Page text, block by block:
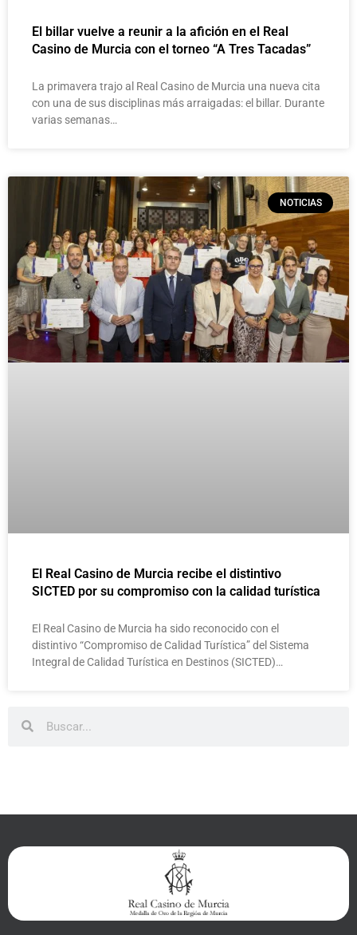
El billar vuelve a reunir a la afición en el Real
Casino de Murcia con el torneo “A Tres Tacadas”
La primavera trajo al Real Casino de Murcia una nueva cita
con una de sus disciplinas más arraigadas: el billar. Durante
varias semanas…
NOTICIAS
El Real Casino de Murcia recibe el distintivo
SICTED por su compromiso con la calidad turística
El Real Casino de Murcia ha sido reconocido con el
distintivo “Compromiso de Calidad Turística” del Sistema
Integral de Calidad Turística en Destinos (SICTED)…